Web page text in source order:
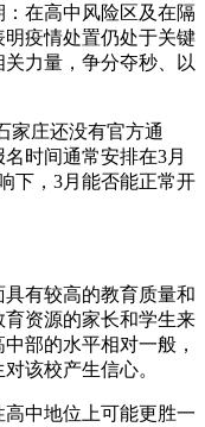
在高中风险区及在隔
疫情处置仍处于关键
力量，争分夺秒、以
家庄还没有官方通
时间通常安排在3月
下，3月能否能正常开
有较高的教育质量和
资源的家长和学生来
部的水平相对一般，
该校产生信心。
中地位上可能更胜一